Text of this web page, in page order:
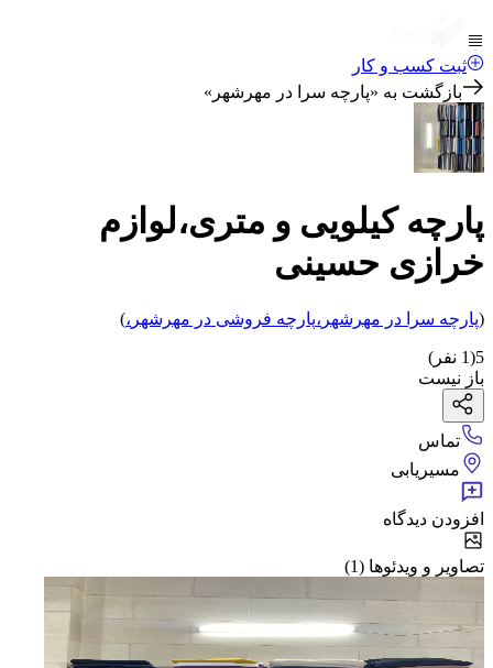
ثبت کسب و کار
بازگشت به «پارچه سرا در مهرشهر »
پارچه کیلویی و متری،لوازم
خرازی حسینی
(پارچه سرا در مهرشهر ،پارچه فروشی در مهرشهر ،)
5
(
1 نفر)
باز نیست
تماس
مسیریابی
افزودن دیدگاه
تصاویر و ویدئوها (1)